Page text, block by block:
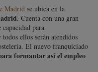
Madrid se ubica en la
. Cuenta con una gran
para
ellos serán atendidos
El nuevo franquiciado
formantar así el empleo